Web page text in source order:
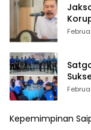
VII
Kepemimpinan